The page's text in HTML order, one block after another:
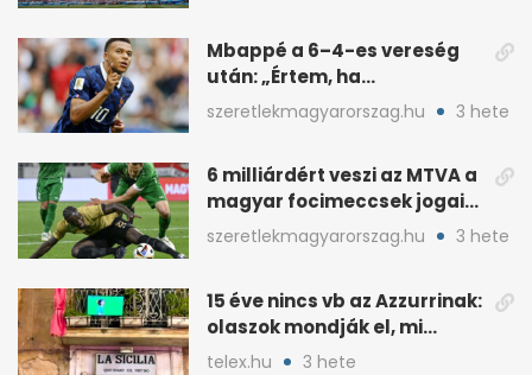
Mbappé a 6–4-es vereség
után: „Értem, ha
pofátlanságnak tűnt”
szeretlekmagyarorszag.hu 3 hete
6 milliárdért veszi az MTVA a
magyar focimeccsek jogait
a 2026–27-es idényre
szeretlekmagyarorszag.hu 3 hete
15 éve nincs vb az Azzurrinak:
olaszok mondják el, mi
romlott el
telex.hu 3 hete